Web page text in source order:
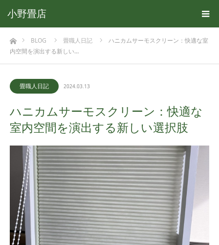
小野畳店
ホームBLOG 畳職人日記
ハニカムサーモスクリーン：快適な室
内空間を演出する新しい…
畳職人日記 2024.03.13
ハニカムサーモスクリーン：快適な
室内空間を演出する新しい選択肢